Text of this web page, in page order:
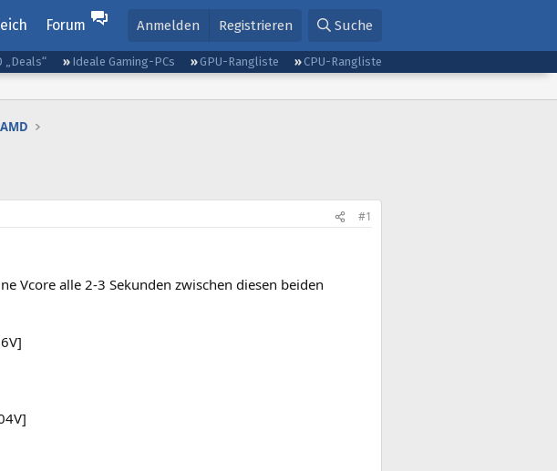
Forum Anmelden Registrieren Suche
„Deals“ Ideale Gaming-PCs GPU-Rangliste
CPU-Rangliste
#1
Vcore alle 2-3 Sekunden zwischen diesen beiden